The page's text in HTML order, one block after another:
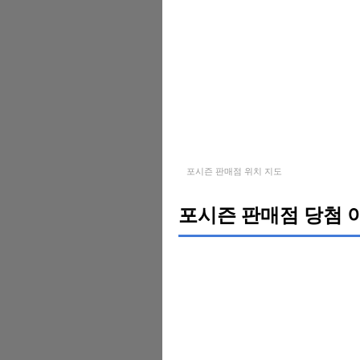
포시즌 판매점 위치 지도
포시즌 판매점 당첨